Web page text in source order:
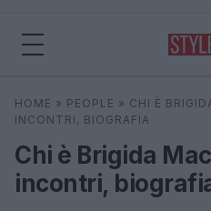
Cerca
HOME » PEOPLE » CHI È
INCONTRI, BIOGRAFIA
Chi è Brigida
incontri,